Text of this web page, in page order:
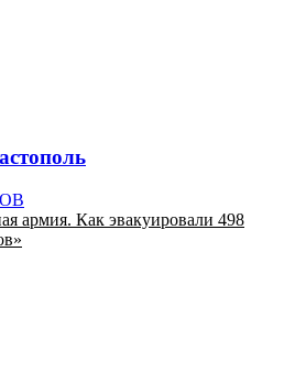
армия. Как эвакуировали 498